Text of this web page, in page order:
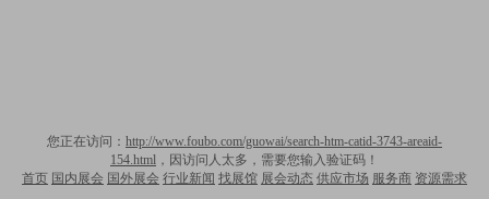
您正在访问： http://www.foubo.com/guowai/search-htm-catid-3743-areaid-
154.html ，因访问人太多，需要您输入验证码！
首页 国内展会 国外展会 行业新闻 找展馆 展会动态 供应市场 服务商 资源需求